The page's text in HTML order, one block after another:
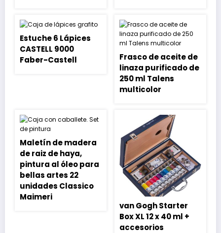
Estuche 6 Lápices
CASTELL 9000
Faber-Castell
Frasco de aceite de
linaza purificado de
250 ml Talens
multicolor
Maletín de madera
de raiz de haya,
pintura al óleo para
bellas artes 22
unidades Classico
Maimeri
van Gogh Starter
Box XL 12 x 40 ml +
accesorios